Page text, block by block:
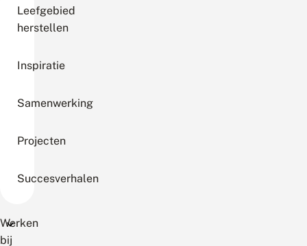
Leefgebied
herstellen
Inspiratie
Samenwerking
Projecten
Succesverhalen
Werken
bij